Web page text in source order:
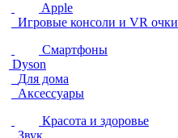
Apple
Игровые консоли и VR очки
Смартфоны
Dyson
Для дома
Аксессуары
Красота и здоровье
Звук